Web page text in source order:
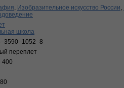
, Изобразительное искусство России,
школа
переплет
400